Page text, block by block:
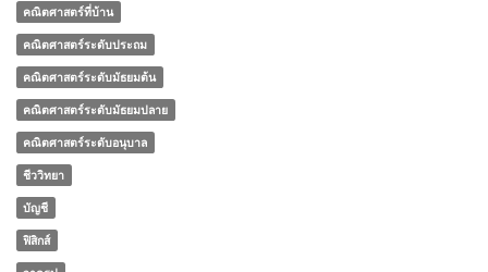
คณิตศาสตร์ที่บ้าน
คณิตศาสตร์ระดับประถม
คณิตศาสตร์ระดับมัธยมต้น
คณิตศาสตร์ระดับมัธยมปลาย
คณิตศาสตร์ระดับอนุบาล
ชีววิทยา
บัญชี
ฟิสิกส์